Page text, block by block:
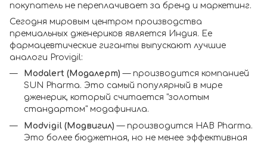
покупатель не переплачивает за бренд и маркетинг.
Сегодня мировым центром производства
премиальных дженериков является Индия. Ее
фармацевтические гиганты выпускают лучшие
аналоги Provigil:
Modalert (Модалерт) — производится компанией
SUN Pharma. Это самый популярный в мире
дженерик, который считается "золотым
стандартом" модафинила.
Modvigil (Модвигил) — производится HAB Pharma.
Это более бюджетная, но не менее эффективная